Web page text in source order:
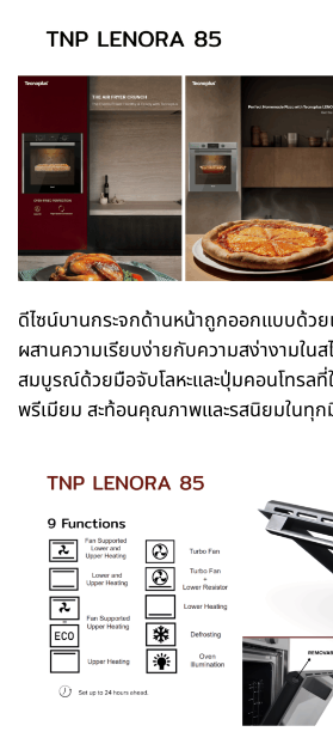
ดีไซน์บานกระจกด้านหน้าถูกออกแบบด้ว
ผสานความเรียบง่ายกับความสง่างามใน
สมบูรณ์ด้วยมือจับโลหะและปุ่มคอนโทรล
พรีเมียม สะท้อนคุณภาพและรสนิยมในทุ